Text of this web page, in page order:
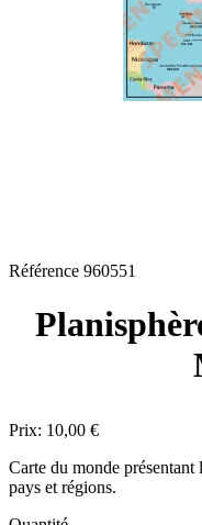
Référence 960551
Prix: 10,00 €
Carte du monde
pays et régions.